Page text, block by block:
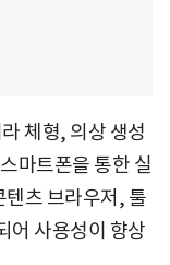
체형, 의상 생성
마트폰을 통한 실
츠 브라우저, 툴
어 사용성이 향상